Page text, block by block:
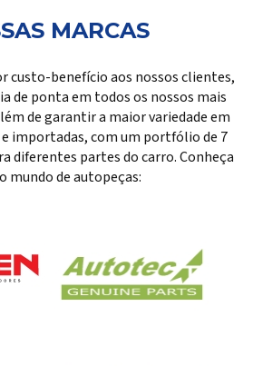
MARCAS
custo-benefício aos nossos clientes,
de ponta em todos os nossos mais
de garantir a maior variedade em
importadas, com um portfólio de 7
diferentes partes do carro. Conheça
mundo de autopeças: